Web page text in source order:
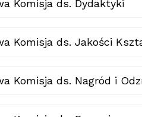
Komisja ds. Dydaktyki
Komisja ds. Jakości
Komisja ds. Nagród i